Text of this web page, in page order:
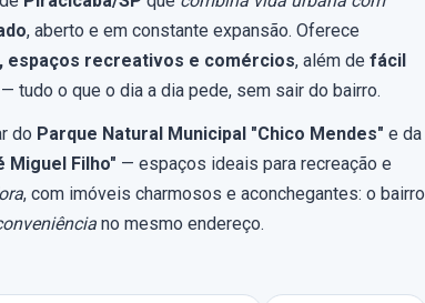
, aberto e em constante expansão. Oferece
espaços recreativos e comércios, além de fácil
— tudo o que o dia a dia pede, sem sair do bairro.
do Parque Natural Municipal "Chico Mendes" e da
Miguel Filho" — espaços ideais para recreação e
, com imóveis charmosos e aconchegantes: o bairro
no mesmo endereço.